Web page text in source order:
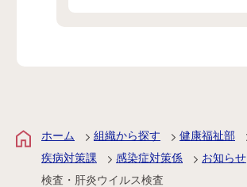
ホーム 組織から探す 健康福祉部
疾病対策課
感染症対策係 お知らせ
検査・肝炎ウイルス検査